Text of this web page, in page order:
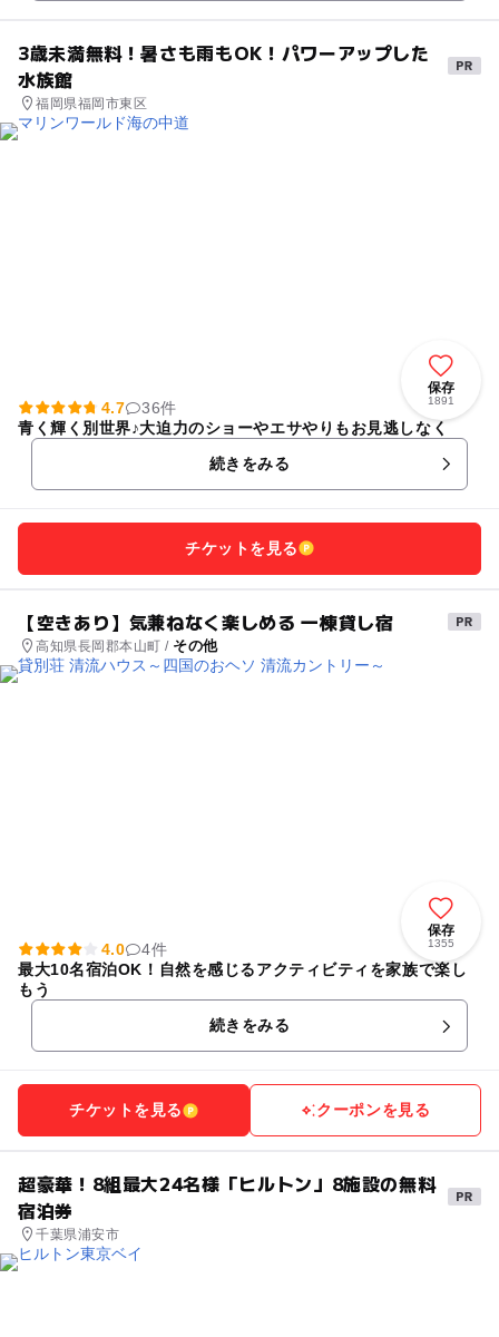
3歳未満無料！暑さも雨もOK！パワーアップした
水族館
福岡県福岡市東区
保存
1891
4.7
36件
青く輝く別世界♪大迫力のショーやエサやりもお見逃しなく
続きをみる
チケットを見る
【空きあり】気兼ねなく楽しめる 一棟貸し宿
高知県長岡郡本山町 / その他
保存
1355
4.0
4件
最大10名宿泊OK！自然を感じるアクティビティを家族で楽し
もう
続きをみる
チケットを見る クーポンを見る
超豪華！8組最大24名様「ヒルトン」8施設の無料
宿泊券
千葉県浦安市